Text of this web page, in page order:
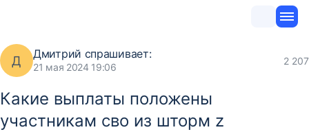
Д Дмитрий спрашивает:
21 мая 2024 19:06
2 207
Какие выплаты положены
участникам сво из шторм z